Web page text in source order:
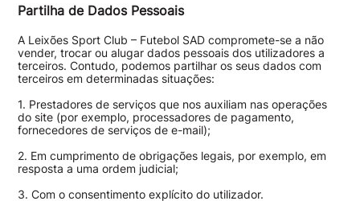
Partilha de Dados Pessoais
A Leixões Sport Club – Futebol SAD compromete-se a não
vender, trocar ou alugar dados pessoais dos utilizadores a
terceiros. Contudo, podemos partilhar os seus dados com
terceiros em determinadas situações:
1. Prestadores de serviços que nos auxiliam nas operações
do site (por exemplo, processadores de pagamento,
fornecedores de serviços de e-mail);
2. Em cumprimento de obrigações legais, por exemplo, em
resposta a uma ordem judicial;
3. Com o consentimento explícito do utilizador.